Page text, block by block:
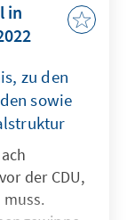
in
zu den
sowie
der CDU,